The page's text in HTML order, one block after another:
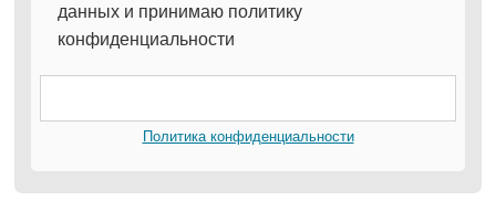
данных и принимаю политику
конфиденциальности
Политика конфиденциальности